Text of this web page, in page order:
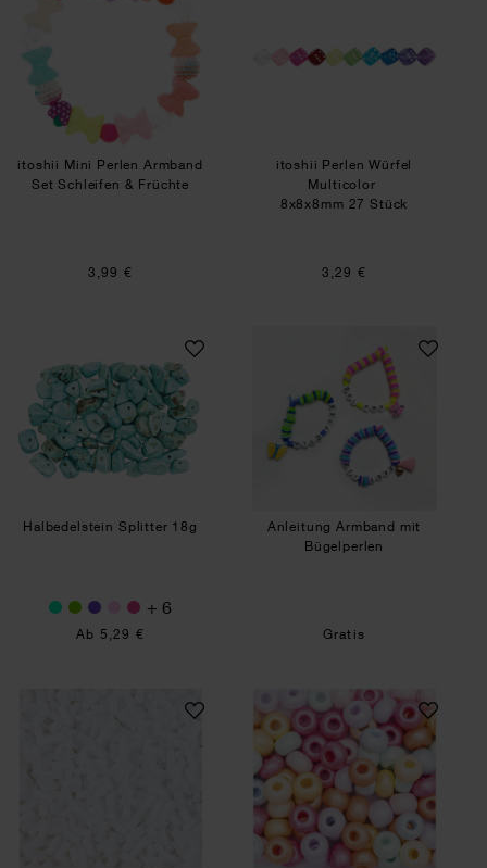
itoshii Mini Perlen Armband
Set Schleifen & Früchte
3,99 €
itoshii Perlen Würfel
Multicolor
8x8x8mm 27 Stück
3,29 €
Halbedelstein Splitter 18g
Halbedelstein Splitter 18g
+ 6
Ab 5,29 €
Anleitung
Anleitung Armband mit
Bügelperlen
Gratis
Rocailles Stäbchen Perlen 6,75mm 14gGlasperlen chalk